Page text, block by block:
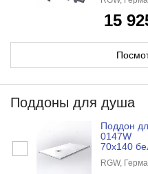
15
Поддоны для душа
Поддон
0147W
70x140
RGW,